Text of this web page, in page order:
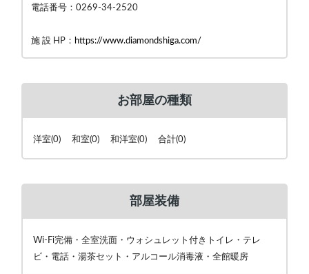
電話番号：0269-34-2520
施 設 HP： https://www.diamondshiga.com/
お部屋の種類
洋室(0) 和室(0) 和洋室(0) 合計(0)
部屋装備
Wi-Fi完備・全室洗面・ウォシュレット付きトイレ・テレ
ビ・電話・湯茶セット・アルコール消毒液・全館暖房